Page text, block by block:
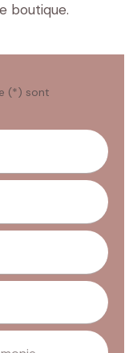
boutique.
(*) sont